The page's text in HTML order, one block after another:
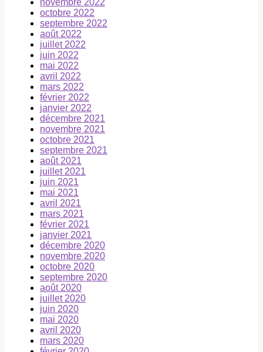
novembre 2022
octobre 2022
septembre 2022
août 2022
juillet 2022
juin 2022
mai 2022
avril 2022
mars 2022
février 2022
janvier 2022
décembre 2021
novembre 2021
octobre 2021
septembre 2021
août 2021
juillet 2021
juin 2021
mai 2021
avril 2021
mars 2021
février 2021
janvier 2021
décembre 2020
novembre 2020
octobre 2020
septembre 2020
août 2020
juillet 2020
juin 2020
mai 2020
avril 2020
mars 2020